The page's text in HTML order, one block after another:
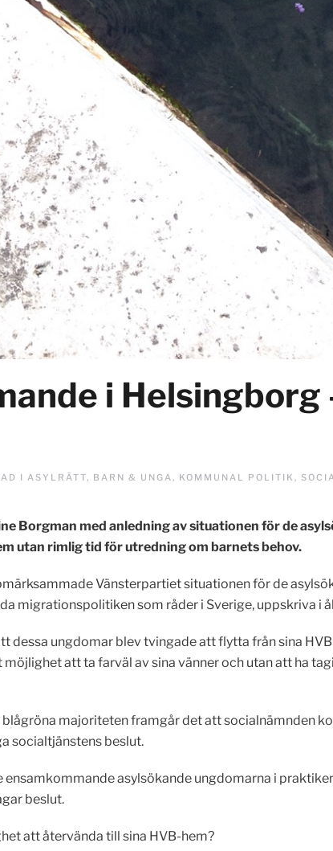
i Helsingborg
I ASYLRÄTT, BARN & UNGA, KOMMUNAL POLITIK ,
Borgman med anledning av situationen för de
utan rimlig tid för utredning om barnets behov.
Vänsterpartiet situationen för de
migrationspolitiken som råder i Sverige, uppskriva
dessa ungdomar blev tvingade att flytta från sina
att ta farväl av sina vänner och utan att ha
majoriteten framgår det att socialnämnden
socialtjänstens beslut.
asylsökande ungdomarna i
beslut.
att återvända till sina HVB-hem?